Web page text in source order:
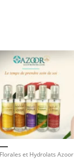
et Hydrolats Azoor